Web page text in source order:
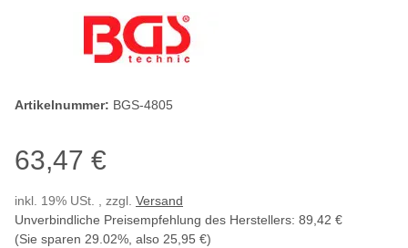
Artikelnummer: BGS-4805
63,47 €
inkl. 19% USt. , zzgl. Versand
Unverbindliche Preisempfehlung des Herstellers: 89,42 €
(Sie sparen 29.02% , also 25,95 €)